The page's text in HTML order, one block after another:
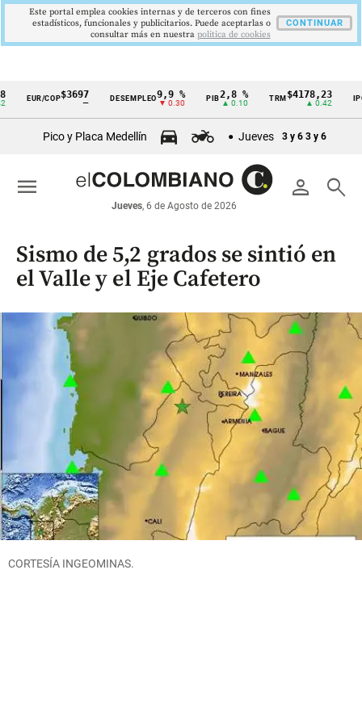
Cintillo
económicos
Colombia
COP$3697
—
DESEMPLEO9,9 %
▼ 0.30
PIB 2,8 %
▲ 0.10
TRM $4178,23
▲ 0.42
IPC
▼
Pico y Placa Medellín Jueves 3 y 6 3 y 6
person search
Jueves, 6 de Agosto de 2026
menu
Sismo de 5,2 grados se sintió en
el Valle y el Eje Cafetero
CORTESÍA INGEOMINAS.
Este portal emplea cookies internas y de terceros con fines
estadísticos, funcionales y publicitarios. Puede aceptarlas o
consultar más en nuestra politica de cookies
CONTINUAR